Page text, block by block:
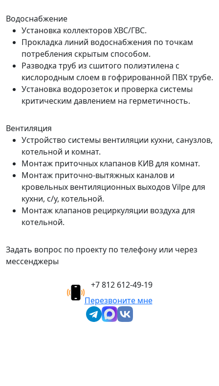
Водоснабжение
Установка коллекторов ХВС/ГВС.
Прокладка линий водоснабжения по точкам
потребления скрытым способом.
Разводка труб из сшитого полиэтилена с
кислородным слоем в гофрированной ПВХ трубе.
Установка водорозеток и проверка системы
критическим давлением на герметичность.
Вентиляция
Устройство системы вентиляции кухни, санузлов,
котельной и комнат.
Монтаж приточных клапанов КИВ для комнат.
Монтаж приточно-вытяжных каналов и
кровельных вентиляционных выходов Vilpe для
кухни, с/у, котельной.
Монтаж клапанов рециркуляции воздуха для
котельной.
Задать вопрос по проекту по телефону или через
мессенджеры
+7 812 612-49-19
Перезвоните мне